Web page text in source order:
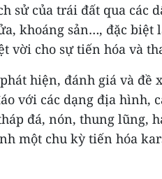
sử của trái đất qua các
khoáng sản…, đặc biệt
vời cho sự tiến hóa và
hiện, đánh giá và đề
với các dạng địa hình,
đá, nón, thung lũng,
một chu kỳ tiến hóa